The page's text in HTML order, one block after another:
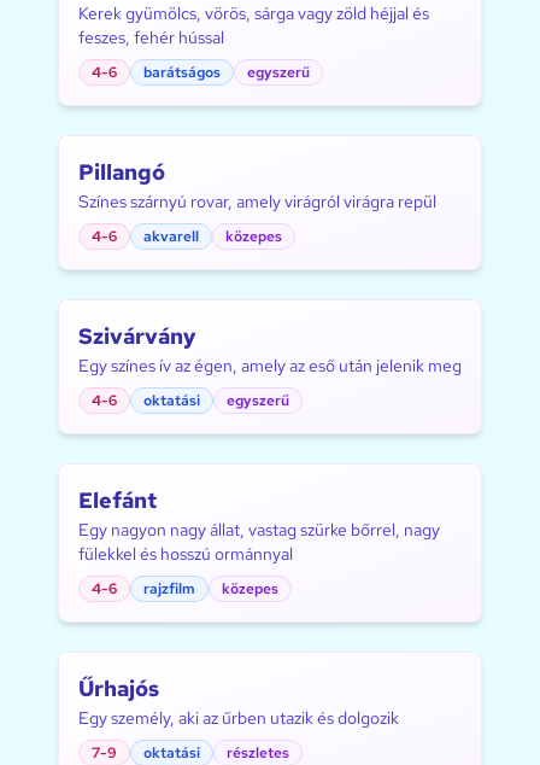
Kerek gyümölcs, vörös, sárga vagy zöld héjjal és
feszes, fehér hússal
4-6 barátságos egyszerű
Pillangó
Színes szárnyú rovar, amely virágról virágra repül
4-6 akvarell közepes
Szivárvány
Egy színes ív az égen, amely az eső után jelenik meg
4-6 oktatási egyszerű
Elefánt
Egy nagyon nagy állat, vastag szürke bőrrel, nagy
fülekkel és hosszú ormánnyal
4-6 rajzfilm közepes
Űrhajós
Egy személy, aki az űrben utazik és dolgozik
7-9 oktatási részletes